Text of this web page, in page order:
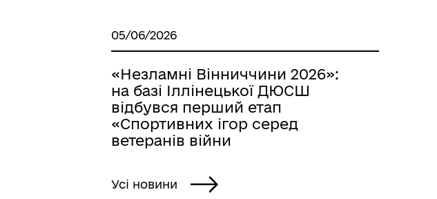
05/06/2026
«Незламні Вінниччини 2026»:
на базі Іллінецької ДЮСШ
відбувся перший етап
«Спортивних ігор серед
ветеранів війни
Усі новини